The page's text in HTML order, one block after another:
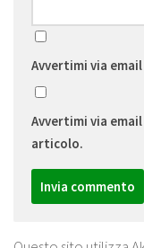
Avvertimi via
Avvertimi via
articolo.